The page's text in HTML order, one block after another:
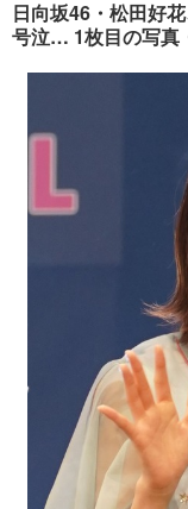
音楽
ペット
その他
プッシュ通知の停止
日向坂46・松田好
号泣… 1枚目の写真